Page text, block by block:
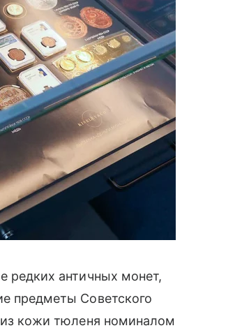
редких античных монет,
предметы Советского
кожи тюленя номиналом